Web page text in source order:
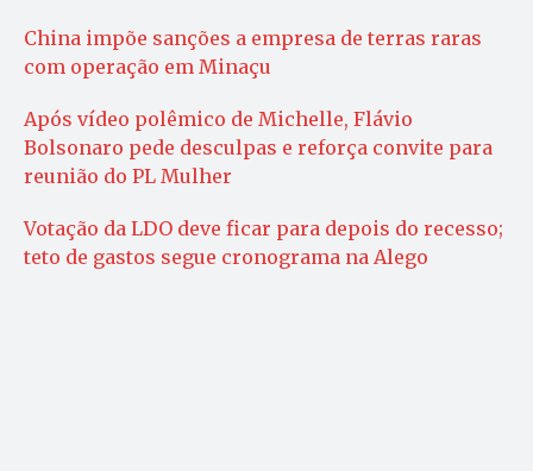
China impõe sanções a empresa de terras raras
com operação em Minaçu
Após vídeo polêmico de Michelle, Flávio
Bolsonaro pede desculpas e reforça convite para
reunião do PL Mulher
Votação da LDO deve ficar para depois do recesso;
teto de gastos segue cronograma na Alego